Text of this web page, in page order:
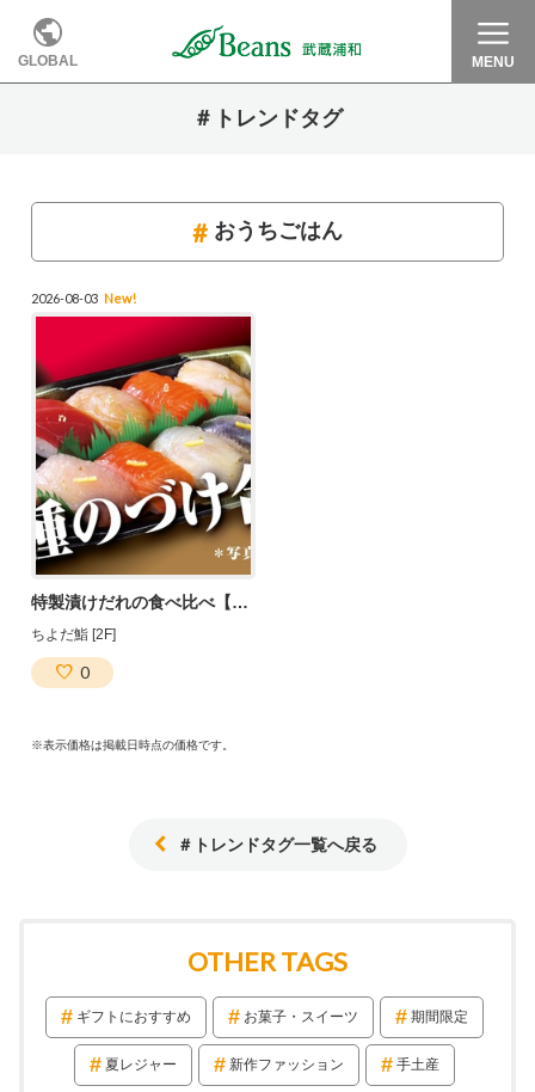
GLOBAL MENU
＃トレンドタグ
おうちごはん
2026-08-03 New!
特製漬けだれの食べ比べ【寿司】
ちよだ鮨 [2F]
0
※表示価格は掲載日時点の価格です。
＃トレンドタグ一覧へ戻る
OTHER TAGS
ギフトにおすすめ お菓子・スイーツ 期間限定
夏レジャー 新作ファッション 手土産